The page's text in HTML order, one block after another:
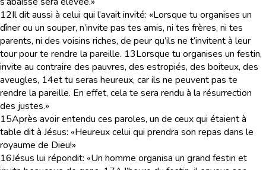
12Il dit aussi à celui qui l’avait invité: «Lorsque tu organises un
dîner ou un souper, n’invite pas tes amis, ni tes frères, ni tes
parents, ni des voisins riches, de peur qu’ils ne t’invitent à leur
tour pour te rendre la pareille. 13Lorsque tu organises un festin,
invite au contraire des pauvres, des estropiés, des boiteux, des
aveugles, 14et tu seras heureux, car ils ne peuvent pas te
rendre la pareille. En effet, cela te sera rendu à la résurrection
des justes.»
15Après avoir entendu ces paroles, un de ceux qui étaient à
table dit à Jésus: «Heureux celui qui prendra son repas dans le
royaume de Dieu!»
16Jésus lui répondit: «Un homme organisa un grand festin et